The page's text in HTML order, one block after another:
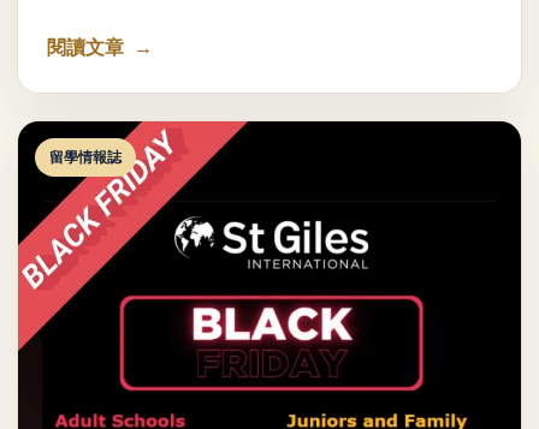
閱讀文章
留學情報誌